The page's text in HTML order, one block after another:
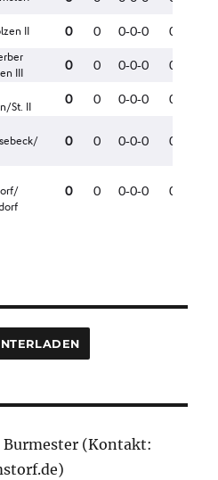
Burmester (Kontakt: